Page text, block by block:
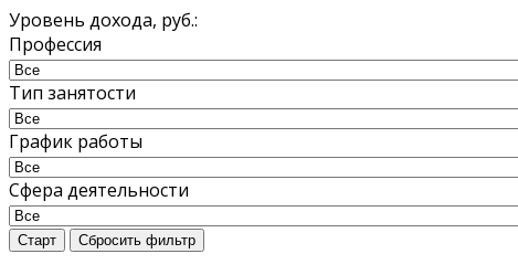
Уровень дохода, руб.:
Профессия
Тип занятости
График работы
Сфера деятельности
Старт Сбросить фильтр